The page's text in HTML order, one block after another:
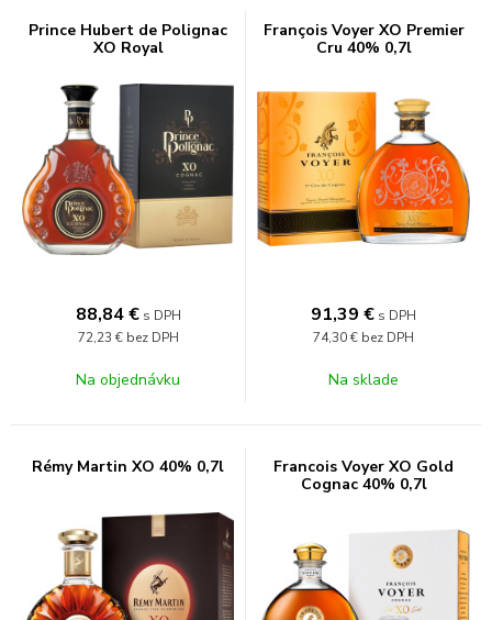
Prince Hubert de Polignac
XO Royal
88,84 € s DPH
72,23 € bez DPH
Na objednávku
François Voyer XO Premier
Cru 40% 0,7l
91,39 € s DPH
74,30 € bez DPH
Na sklade
Rémy Martin XO 40% 0,7l
Francois Voyer XO Gold
Cognac 40% 0,7l